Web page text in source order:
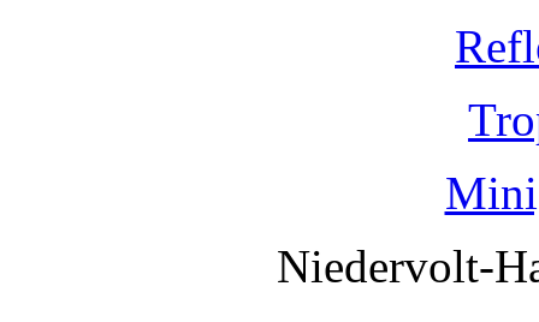
Niedervolt-